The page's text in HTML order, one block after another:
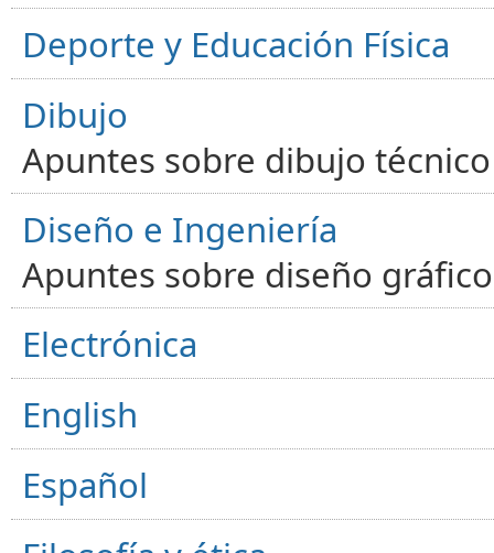
Deporte y Educación Física
Dibujo
Apuntes sobre dibujo
Diseño e Ingeniería
Apuntes sobre diseño
Electrónica
English
Español